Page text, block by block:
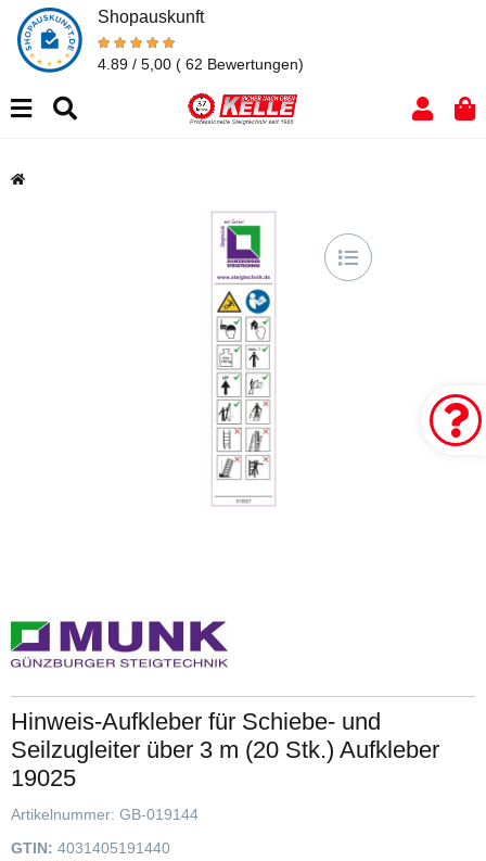
Shopauskunft
4.89 / 5,00 ( 62 Bewertungen)
Hinweis-Aufkleber für Schiebe- und
Seilzugleiter über 3 m (20 Stk.) Aufkleber
19025
Artikelnummer: GB-019144
GTIN: 4031405191440